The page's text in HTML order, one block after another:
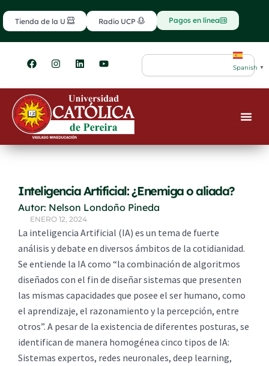
al
contenido
Tienda de la U Radio UCP Pagos en línea
F
a
e
b
o
o
k
I
n
t
g
r
m
L
i
k
e
d
i
n
Y
o
t
u
b
e
Search
Spanish ▼
Inteligencia Artificial: ¿Enemiga o aliada?
Autor: Nelson Londoño Pineda
ENERO 12, 2024
La inteligencia Artificial (IA) es un tema de fuerte
análisis y debate en diversos ámbitos de la cotidianidad.
Se entiende la IA como “la combinación de algoritmos
diseñados con el fin de diseñar sistemas que presenten
las mismas capacidades que posee el ser humano, como
el aprendizaje, el razonamiento y la percepción, entre
otros”. A pesar de la existencia de diferentes posturas, se
identifican de manera homogénea cinco tipos de IA:
Sistemas expertos, redes neuronales, deep learning,